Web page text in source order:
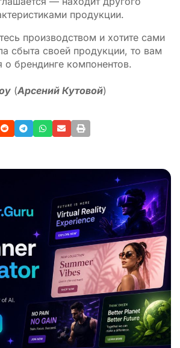
продукции.
производством и хотите сами
сбыта своей продукции, то вам
о брендинге компонентов.
(Арсений Кутовой)